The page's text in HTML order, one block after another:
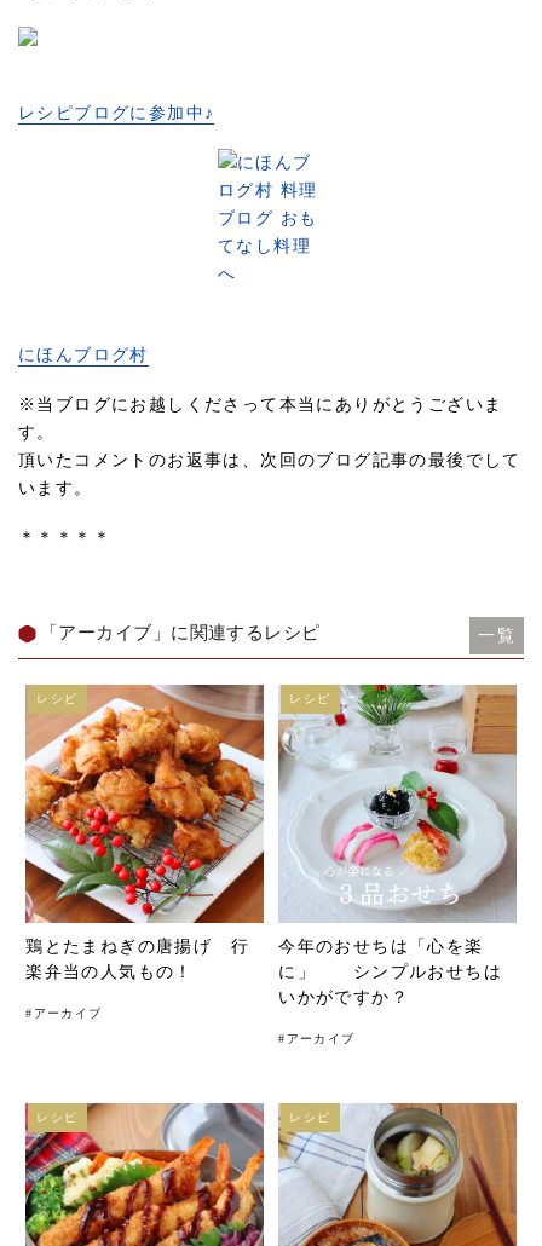
レシピブログに参加中♪
にほんブログ村
※当ブログにお越しくださって本当にありがとうございま
す。
頂いたコメントのお返事は、次回のブログ記事の最後でして
います。
＊＊＊＊＊
「アーカイブ」に関連するレシピ 一覧
鶏とたまねぎの唐揚げ 行
楽弁当の人気もの！
# アーカイブ
レシピ
今年のおせちは「心を楽
に」 シンプルおせちは
いかがですか？
# アーカイブ
レシピ
レシピ レシピ